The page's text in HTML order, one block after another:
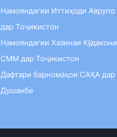
Намояндагии Иттиҳоди Аврупо
дар Тоҷикистон
Намояндагии Хазинаи Кӯдакони
СММ дар Тоҷикистон
Дафтари барномаҳои САҲА дар
Душанбе